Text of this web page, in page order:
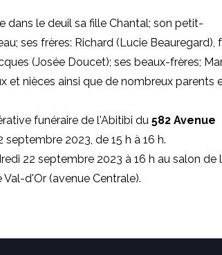
dans le deuil sa fille Chantal; son petit-
ses frères: Richard (Lucie Beauregard),
(Josée Doucet); ses beaux-frères;
et nièces ainsi que de nombreux parents
funéraire de l'Abitibi du 582 Avenue
septembre 2023, de 15 h à 16 h.
22 septembre 2023 à 16 h au salon de
d'Or (avenue Centrale).